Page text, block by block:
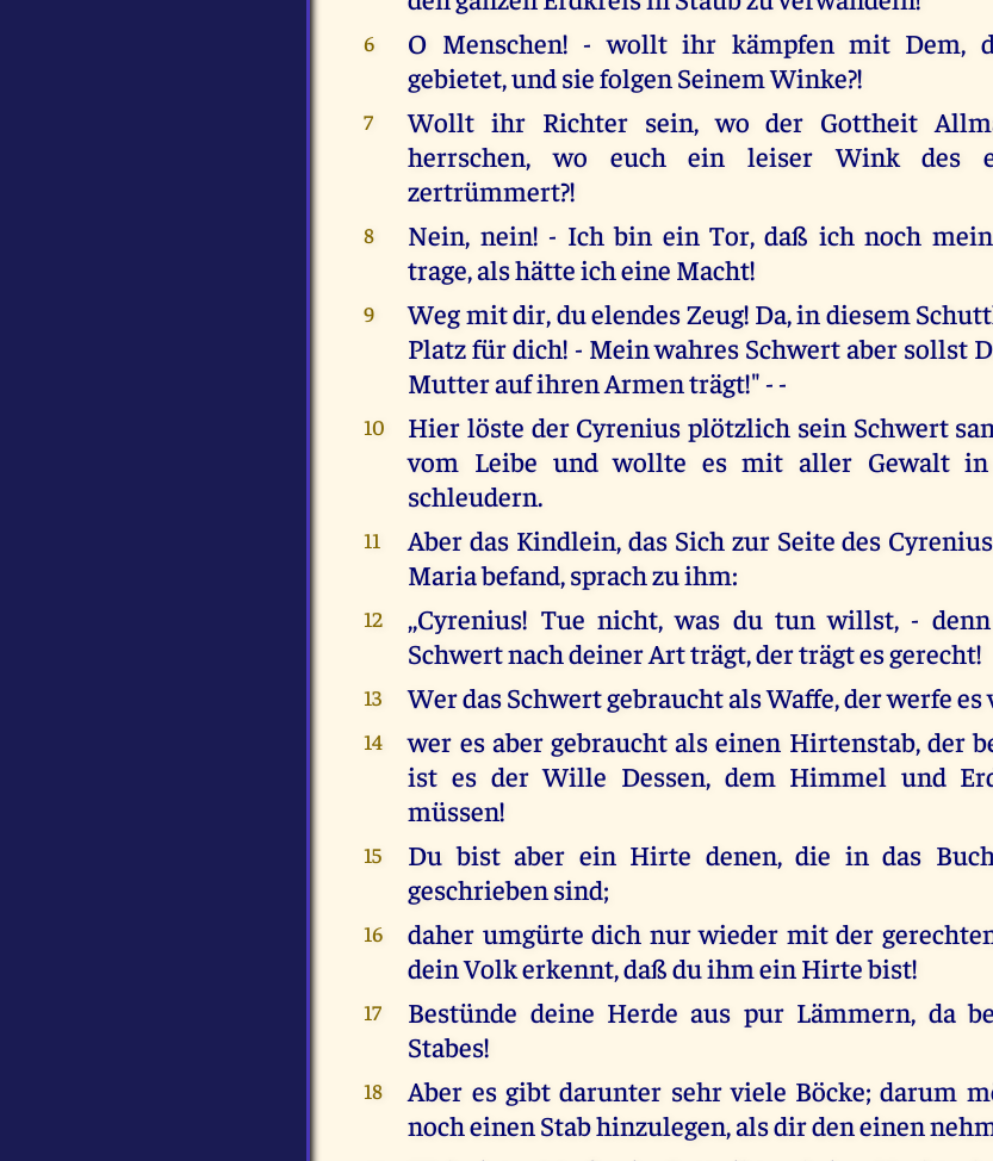
6
O Menschen! - wollt ihr kämpfen mit Dem,
gebietet, und sie folgen Seinem Winke?!
7
Wollt ihr Richter sein, wo der Gottheit
herrschen, wo euch ein leiser Wink des
zertrümmert?!
8
Nein, nein! - Ich bin ein Tor, daß ich noch
trage, als hätte ich eine Macht!
9
Weg mit dir, du elendes Zeug! Da, in diesem
Platz für dich! - Mein wahres Schwert aber sollst
Mutter auf ihren Armen trägt!" - -
10
Hier löste der Cyrenius plötzlich sein Schwert
vom Leibe und wollte es mit aller Gewalt in
schleudern.
11
Aber das Kindlein, das Sich zur Seite des
Maria befand, sprach zu ihm:
12
,,Cyrenius! Tue nicht, was du tun willst, -
Schwert nach deiner Art trägt, der trägt es gerecht!
13 Wer das Schwert gebraucht als Waffe, der werfe es
14
wer es aber gebraucht als einen Hirtenstab, der
ist es der Wille Dessen, dem Himmel und
müssen!
15
Du bist aber ein Hirte denen, die in das
geschrieben sind;
16
daher umgürte dich nur wieder mit der
dein Volk erkennt, daß du ihm ein Hirte bist!
17
Bestünde deine Herde aus pur Lämmern, da
Stabes!
18
Aber es gibt darunter sehr viele Böcke; darum
noch einen Stab hinzulegen, als dir den einen